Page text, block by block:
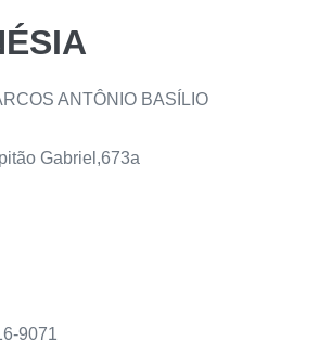
ANTÔNIO BASÍLIO
Gabriel,673a
9071